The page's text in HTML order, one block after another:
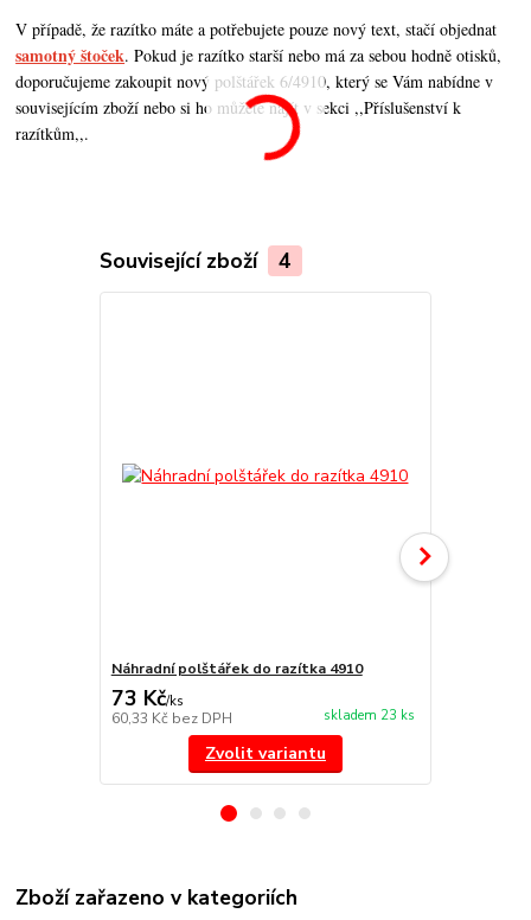
V případě, že razítko máte a potřebujete pouze nový text, stačí objednat
samotný štoček. Pokud je razítko starší nebo má za sebou hodně otisků,
doporučujeme zakoupit nový polštářek 6/4910, který se Vám nabídne v
souvisejícím zboží nebo si ho můžete najít v sekci ,,Příslušenství k
razítkům,,.
Související zboží 4
Náhradní polštářek do razítka 4910
73 Kč/ks
60,33 Kč bez DPH skladem 23 ks
Zvolit variantu
Zboží zařazeno v kategoriích